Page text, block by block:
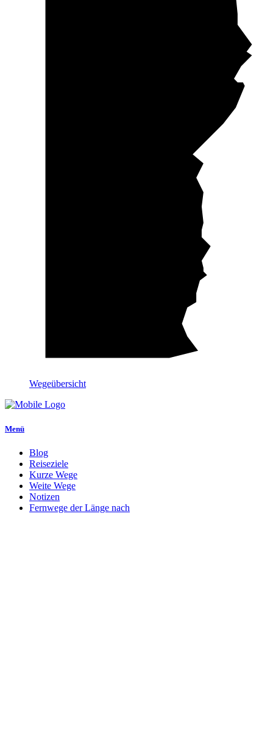
Wegeübersicht
Menü
Blog
Reiseziele
Kurze Wege
Weite Wege
Notizen
Fernwege der Länge nach